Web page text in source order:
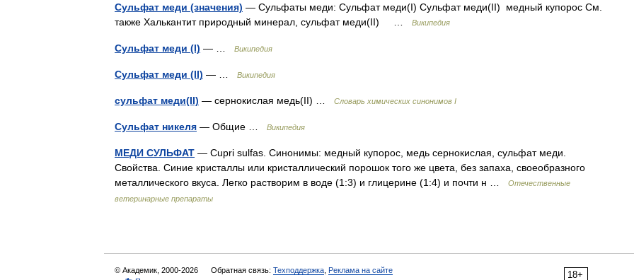
Сульфат меди (значения) — Сульфаты меди: Сульфат меди(I) Сульфат меди(II) медный купорос См.
также Халькантит природный минерал, сульфат меди(II) …
Википедия
Сульфат меди (I) — … Википедия
Сульфат меди (II) — … Википедия
сульфат меди(II) — сернокислая медь(II) … Cловарь химических синонимов I
Сульфат никеля — Общие … Википедия
МЕДИ СУЛЬФАТ — Cupri sulfas. Синонимы: медный купорос, медь сернокислая, сульфат меди.
Свойства. Синие кристаллы или кристаллический порошок того же цвета, без запаха, своеобразного
металлического вкуса. Легко растворим в воде (1:3) и глицерине (1:4) и почти н …
Отечественные
ветеринарные препараты
18+
© Академик, 2000-2026 Обратная связь: Техподдержка Реклама на сайте